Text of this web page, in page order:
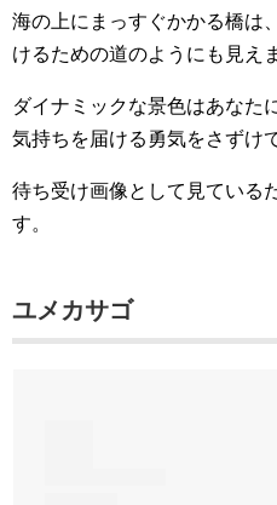
海の上にまっすぐかかる橋は
けるための道のようにも見え
ダイナミックな景色はあなた
気持ちを届ける勇気をさずけ
待ち受け画像として見ている
す。
ユメカサゴ